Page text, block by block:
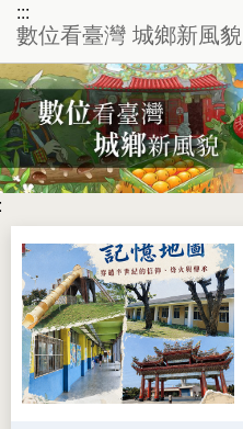
:::
數位看臺灣 城鄉新風貌